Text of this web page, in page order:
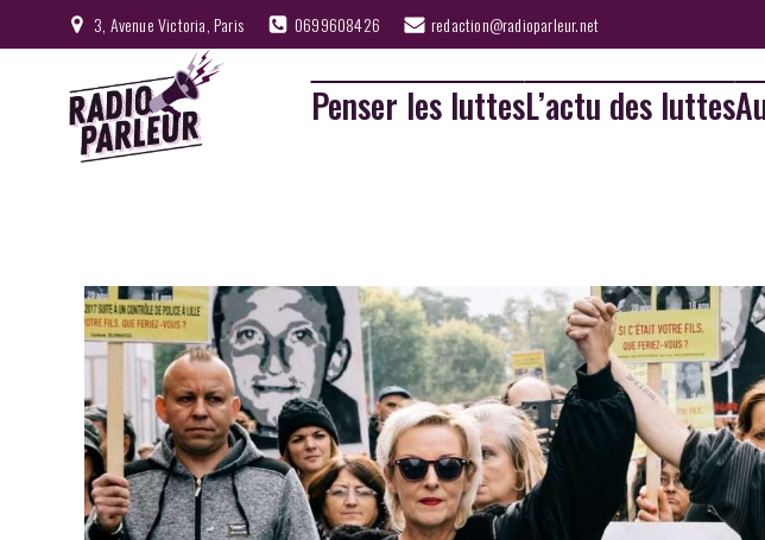
3, Avenue Victoria, Paris 0699608426 redaction@radioparleur.net
Penser les luttesL’actu des luttes